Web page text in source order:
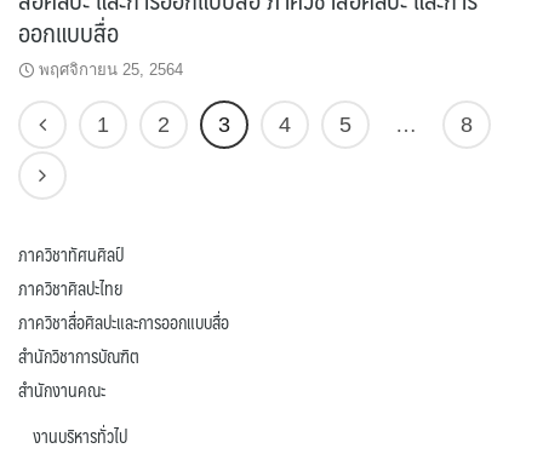
ออกแบบสื่อ
พฤศจิกายน 25, 2564
1 2 3 4 5 … 8
ภาควิชาทัศนศิลป์
ภาควิชาศิลปะไทย
ภาควิชาสื่อศิลปะและการออกแบบสื่อ
สำนักวิชาการบัณฑิต
สำนักงานคณะ
งานบริหารทั่วไป